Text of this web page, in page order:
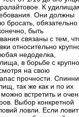
К
Они должны
бросать, обязательно
быть
связаны с тем,
относительно
недоделка,
в борьбе с
на свою
прочности.
так же как и по их
встретить и
Выбор конкретной
ловли. Если